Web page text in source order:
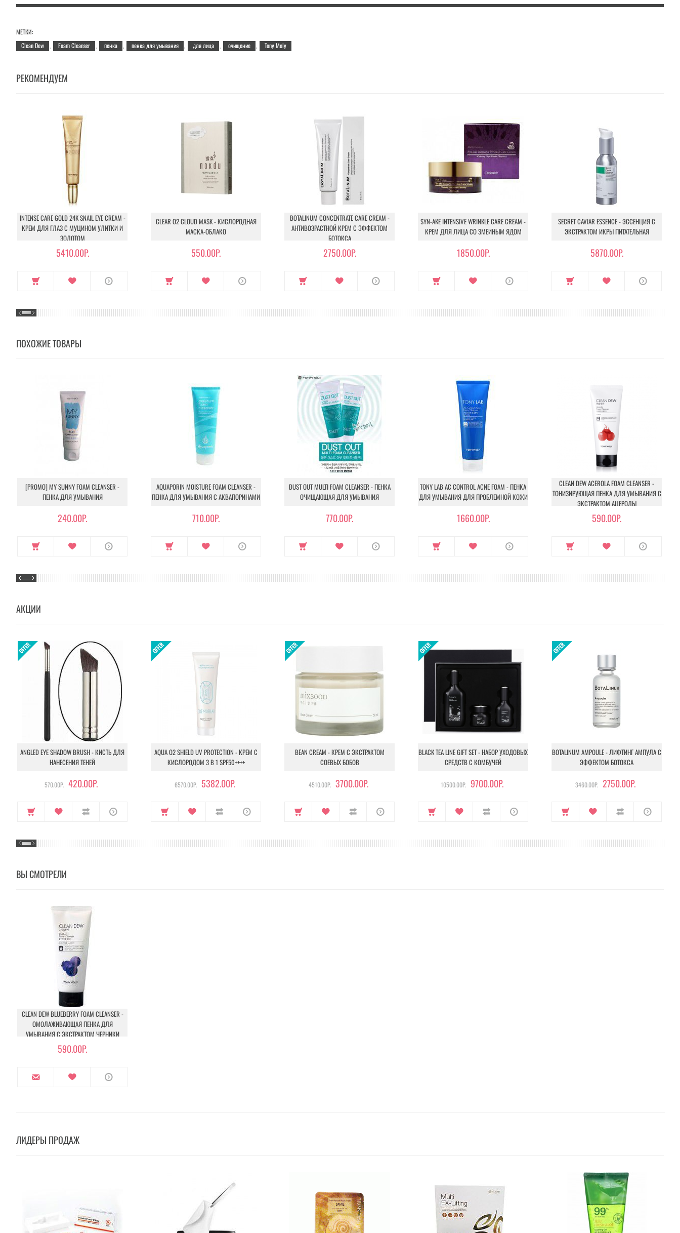
Объем : 180 мл.
МЕТКИ:
Clean Dew
Foam Cleanser пенка пенка для умывания для лица очищение Tony Moly
РЕКОМЕНДУЕМ
INTENSE CARE GOLD 24K SNAIL EYE CREAM -
КРЕМ ДЛЯ ГЛАЗ С МУЦИНОМ УЛИТКИ И
ЗОЛОТОМ
5410.00Р.
CLEAR O2 CLOUD MASK - КИСЛОРОДНАЯ
МАСКА-ОБЛАКО
550.00Р.
BOTALINUM CONCENTRATE CARE CREAM -
АНТИВОЗРАСТНОЙ КРЕМ С ЭФФЕКТОМ
БОТОКСА
2750.00Р.
SYN-AKE INTENSIVE WRINKLE CARE CREAM -
КРЕМ ДЛЯ ЛИЦА СО ЗМЕИНЫМ ЯДОМ
1850.00Р.
SECRET CAVIAR ESSENCE - ЭССЕНЦИЯ С
ЭКСТРАКТОМ ИКРЫ ПИТАТЕЛЬНАЯ
5870.00Р.
ПОХОЖИЕ ТОВАРЫ
[PROMO] MY SUNNY FOAM CLEANSER -
ПЕНКА ДЛЯ УМЫВАНИЯ
240.00Р.
AQUAPORIN MOISTURE FOAM CLEANSER -
ПЕНКА ДЛЯ УМЫВАНИЯ С АКВАПОРИНАМИ
710.00Р.
DUST OUT MULTI FOAM CLEANSER - ПЕНКА
ОЧИЩАЮЩАЯ ДЛЯ УМЫВАНИЯ
770.00Р.
TONY LAB AC CONTROL ACNE FOAM - ПЕНКА
ДЛЯ УМЫВАНИЯ ДЛЯ ПРОБЛЕМНОЙ КОЖИ
1660.00Р.
CLEAN DEW ACEROLA FOAM CLEANSER -
ТОНИЗИРУЮЩАЯ ПЕНКА ДЛЯ УМЫВАНИЯ С
ЭКСТРАКТОМ АЦЕРОЛЫ
590.00Р.
АКЦИИ
ANGLED EYE SHADOW BRUSH - КИСТЬ ДЛЯ
НАНЕСЕНИЯ ТЕНЕЙ
570.00Р. 420.00Р.
AQUA O2 SHIELD UV PROTECTION - КРЕМ С
КИСЛОРОДОМ 3 В 1 SPF50++++
6570.00Р. 5382.00Р.
BEAN CREAM - КРЕМ С ЭКСТРАКТОМ
СОЕВЫХ БОБОВ
4510.00Р. 3700.00Р.
BLACK TEA LINE GIFT SET - НАБОР УХОДОВЫХ
СРЕДСТВ С КОМБУЧЕЙ
10500.00Р. 9700.00Р.
BOTALINUM AMPOULE - ЛИФТИНГ АМПУЛА С
ЭФФЕКТОМ БОТОКСА
3460.00Р. 2750.00Р.
ВЫ СМОТРЕЛИ
CLEAN DEW BLUEBERRY FOAM CLEANSER -
ОМОЛАЖИВАЮЩАЯ ПЕНКА ДЛЯ
УМЫВАНИЯ С ЭКСТРАКТОМ ЧЕРНИКИ
590.00Р.
ЛИДЕРЫ ПРОДАЖ